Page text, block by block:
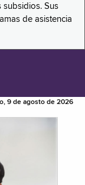
subsidios. Sus
de asistencia
9 de agosto de 2026